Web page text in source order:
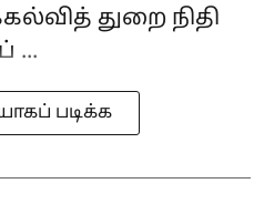
துறை நிதி
...
படிக்க